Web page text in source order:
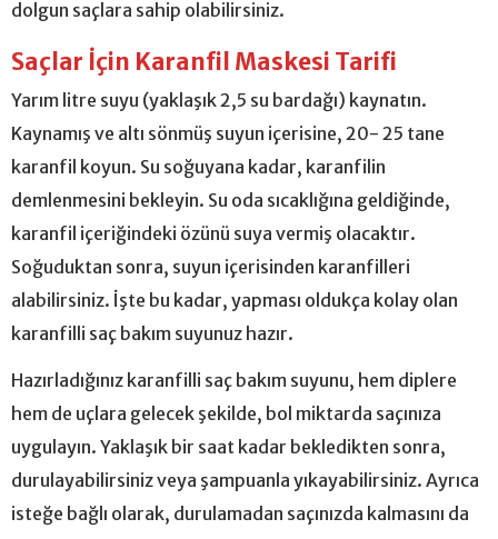
dolgun saçlara sahip olabilirsiniz.
Saçlar İçin Karanfil Maskesi Tarifi
Yarım litre suyu (yaklaşık 2,5 su bardağı) kaynatın.
Kaynamış ve altı sönmüş suyun içerisine, 20- 25 tane
karanfil koyun. Su soğuyana kadar, karanfilin
demlenmesini bekleyin. Su oda sıcaklığına geldiğinde,
karanfil içeriğindeki özünü suya vermiş olacaktır.
Soğuduktan sonra, suyun içerisinden karanfilleri
alabilirsiniz. İşte bu kadar, yapması oldukça kolay olan
karanfilli saç bakım suyunuz hazır.
Hazırladığınız karanfilli saç bakım suyunu, hem diplere
hem de uçlara gelecek şekilde, bol miktarda saçınıza
uygulayın. Yaklaşık bir saat kadar bekledikten sonra,
durulayabilirsiniz veya şampuanla yıkayabilirsiniz. Ayrıca
isteğe bağlı olarak, durulamadan saçınızda kalmasını da